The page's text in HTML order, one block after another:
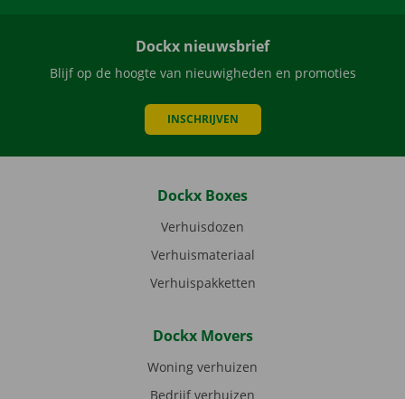
Dockx nieuwsbrief
Blijf op de hoogte van nieuwigheden en promoties
INSCHRIJVEN
Dockx Boxes
Verhuisdozen
Verhuismateriaal
Verhuispakketten
Dockx Movers
Woning verhuizen
Bedrijf verhuizen